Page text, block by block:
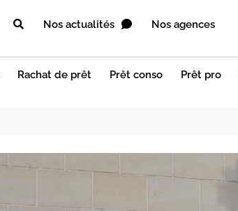
Nos actualités Nos agences
Rachat de prêt Prêt conso Prêt pro